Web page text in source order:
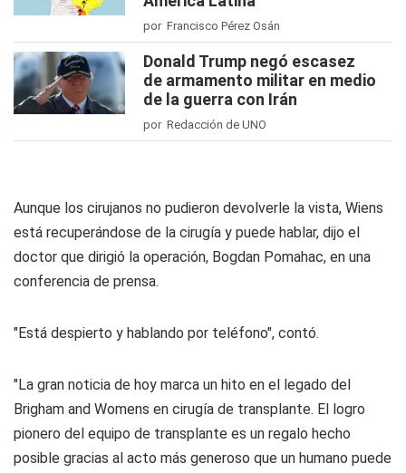
por Francisco Pérez Osán
Donald Trump negó escasez
de armamento militar en medio
de la guerra con Irán
por Redacción de UNO
Aunque los cirujanos no pudieron devolverle la vista, Wiens
está recuperándose de la cirugía y puede hablar, dijo el
doctor que dirigió la operación, Bogdan Pomahac, en una
conferencia de prensa.
"Está despierto y hablando por teléfono", contó.
"La gran noticia de hoy marca un hito en el legado del
Brigham and Womens en cirugía de transplante. El logro
pionero del equipo de transplante es un regalo hecho
posible gracias al acto más generoso que un humano puede